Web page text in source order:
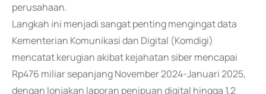
perusahaan.
Langkah ini menjadi sangat penting mengingat data
Kementerian Komunikasi dan Digital (Komdigi)
mencatat kerugian akibat kejahatan siber mencapai
Rp476 miliar sepanjang November 2024-Januari 2025,
dengan lonjakan laporan penipuan digital hingga 1,2